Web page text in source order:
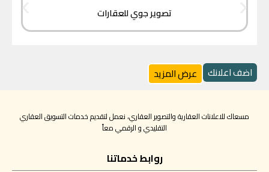
تصوير جوي للعقارات
اضف اعلانك عرض المزيد
مسعاك للاعلانات العقارية والتصوير العقاري، نعمل لتقديم خدمات التسويق العقاري
التقليدي و الرقمي معاً
روابط خدماتنا